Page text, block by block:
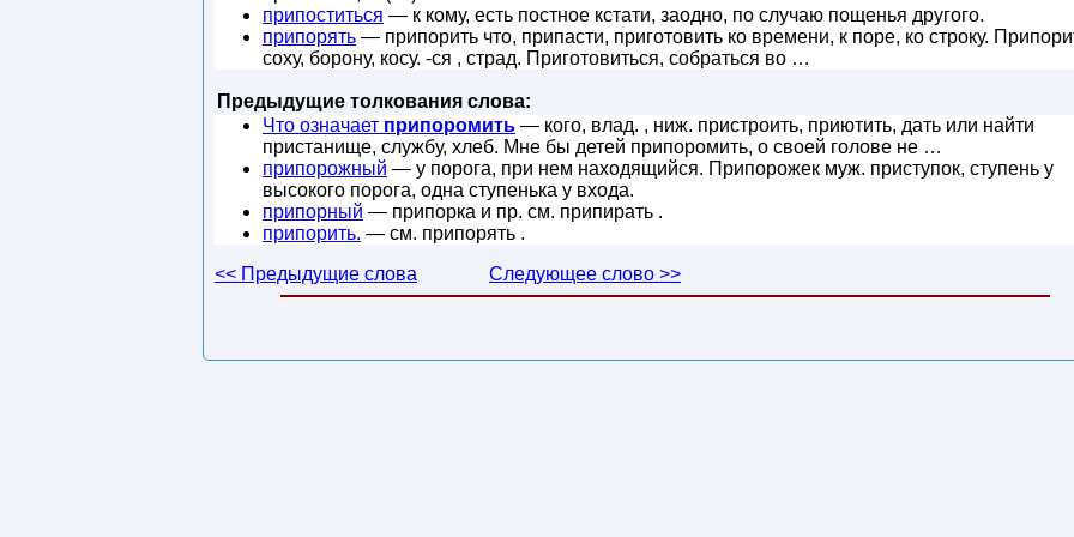
припоститься — к кому, есть постное кстати, заодно, по случаю пощенья другого.
припорять — припорить что, припасти, приготовить ко времени, к поре, ко строку.
соху, борону, косу. -ся , страд. Приготовиться, собраться во …
Предыдущие толкования слова:
Что означает припоромить — кого, влад. , ниж. пристроить, приютить, дать или найти
пристанище, службу, хлеб. Мне бы детей припоромить, о своей голове не …
припорожный — у порога, при нем находящийся. Припорожек муж. приступок, ступень у
высокого порога, одна ступенька у входа.
припорный — припорка и пр. см. припирать .
припорить. — см. припорять .
<< Предыдущие слова
Следующее слово >>